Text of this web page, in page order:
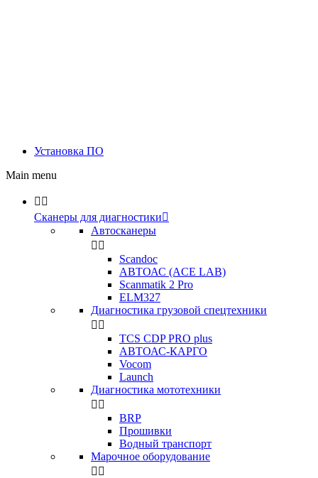
Установка ПО
Main menu
 
Сканеры для диагностики
Автосканеры
 
Scandoc
АВТОАС (ACE LAB)
Scanmatik 2 Pro
ELM327
Диагностика грузовой спецтехники
 
TCS CDP PRO plus
АВТОАС-КАРГО
Vocom
Launch
Диагностика мототехники
 
BRP
Прошивки
Водный транспорт
Марочное оборудование
 